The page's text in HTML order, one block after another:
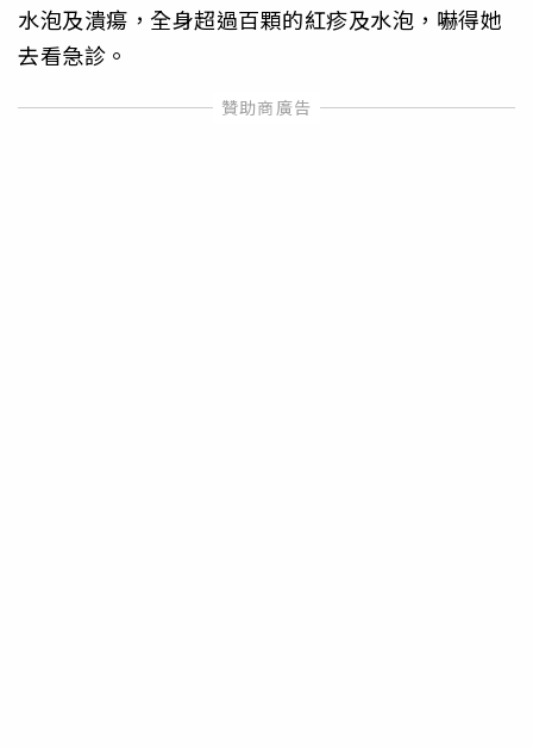
水泡及潰瘍，全身超過百顆的紅疹及水泡，嚇得她
去看急診。